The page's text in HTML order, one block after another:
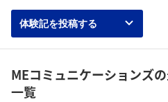
体験記を投稿する
MEコミュニケーションズ
一覧